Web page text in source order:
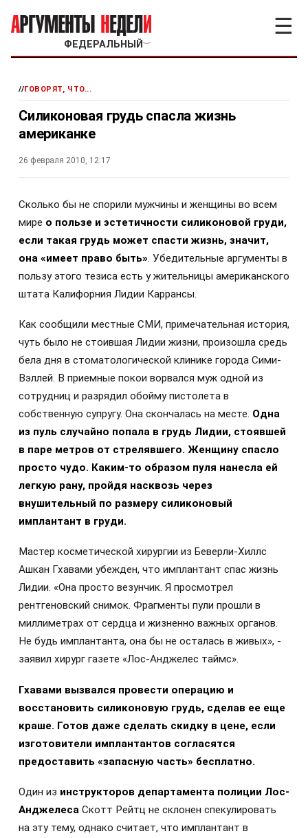
ФЕДЕРАЛЬНЫЙ ﹀
☰
//ГОВОРЯТ, ЧТО...
Силиконовая грудь спасла жизнь
американке
26 февраля 2010, 12:17
Сколько бы не спорили мужчины и женщины во всем
мире о пользе и эстетичности силиконовой груди,
если такая грудь может спасти жизнь, значит,
она «имеет право быть». Убедительные аргументы в
пользу этого тезиса есть у жительницы американского
штата Калифорния Лидии Каррансы.
Как сообщили местные СМИ, примечательная история,
чуть было не стоившая Лидии жизни, произошла средь
бела дня в стоматологической клинике города Сими-
Вэллей. В приемные покои ворвался муж одной из
сотрудниц и разрядил обойму пистолета в
собственную супругу. Она скончалась на месте. Одна
из пуль случайно попала в грудь Лидии, стоявшей
в паре метров от стрелявшего. Женщину спасло
просто чудо. Каким-то образом пуля нанесла ей
легкую рану, пройдя насквозь через
внушительный по размеру силиконовый
имплантант в груди.
Мастер косметической хирургии из Беверли-Хиллс
Ашкан Гхавами убежден, что имплантант спас жизнь
Лидии. «Она просто везунчик. Я просмотрел
рентгеновский снимок. Фрагменты пули прошли в
миллиметрах от сердца и жизненно важных органов.
Не будь имплантанта, она бы не осталась в живых», -
заявил хирург газете «Лос-Анджелес таймс».
Гхавами вызвался провести операцию и
восстановить силиконовую грудь, сделав ее еще
краше. Готов даже сделать скидку в цене, если
изготовители имплантантов согласятся
предоставить «запасную часть» бесплатно.
Один из инструкторов департамента полиции Лос-
Анджелеса Скотт Рейтц не склонен спекулировать
на эту тему, однако считает, что имплантант в